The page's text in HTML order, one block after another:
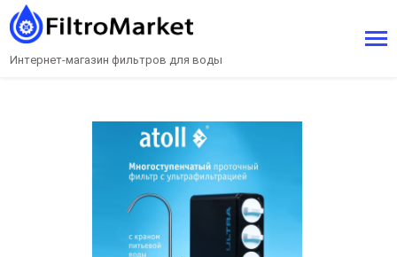
Интернет-магазин фильтров для воды